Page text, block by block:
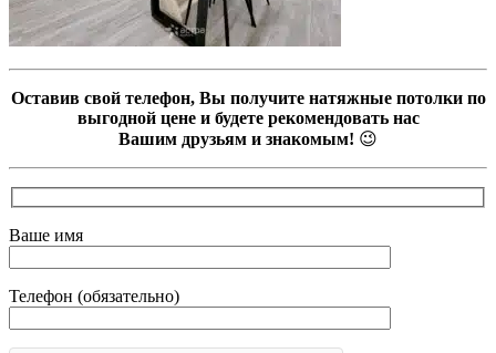
Оставив свой телефон, Вы получите натяжные потолки по
выгодной цене и будете рекомендовать нас
Вашим друзьям и знакомым! 😉
Ваше имя
Телефон (обязательно)